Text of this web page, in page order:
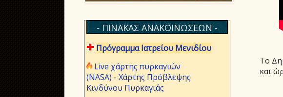
Το
και
- ΠΙΝΑΚΑΣ ΑΝΑΚΟΙΝΩΣΕΩΝ -
Πρόγραμμα Ιατρείου Μενιδίου
Live χάρτης πυρκαγιών
(NASA) - Χάρτης Πρόβλεψης
Κινδύνου Πυρκαγιάς